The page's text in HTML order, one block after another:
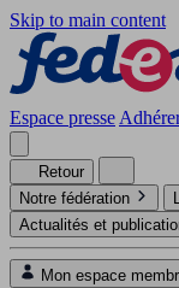
Skip to main content
Espace presse
Retour
Notre fédération
Actualités et
Mon espace